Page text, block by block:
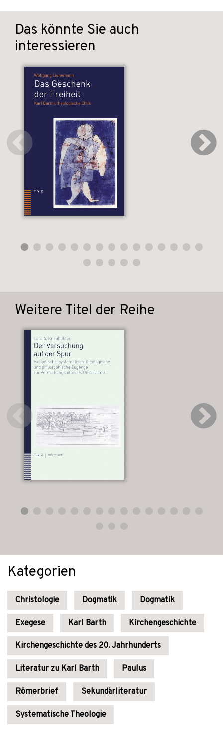
Das könnte Sie auch
interessieren
Weitere Titel der Reihe
Kategorien
Christologie Dogmatik Dogmatik
Exegese Karl Barth Kirchengeschichte
Kirchengeschichte des 20. Jahrhunderts
Literatur zu Karl Barth Paulus
Römerbrief Sekundärliteratur
Systematische Theologie